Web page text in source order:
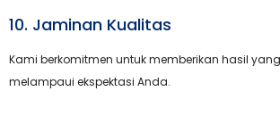
10. Jaminan Kualitas
Kami berkomitmen untuk memberikan hasil
melampaui ekspektasi Anda.